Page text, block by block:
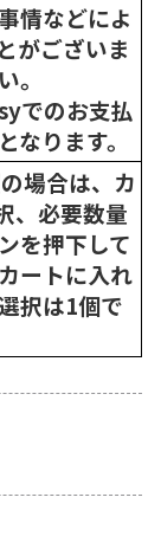
情などによ
がございま
。
でのお支払
なります。
場合は、カ
、必要数量
を押下して
ートに入れ
択は1個で